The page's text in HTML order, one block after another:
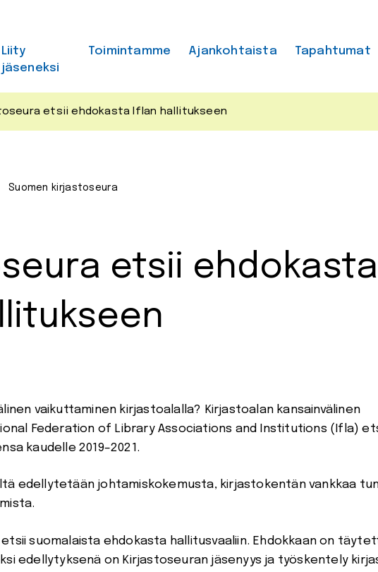
Liity
jäseneksi
Toimintamme Ajankohtaista Tapahtumat
etsii ehdokasta Iflan hallitukseen
Suomen kirjastoseura
etsii ehdokasta
vaikuttaminen kirjastoalalla? Kirjastoalan kansainvälinen
Federation of Library Associations and Institutions (Ifla)
kaudelle 2019–2021.
edellytetään johtamiskokemusta, kirjastokentän vankkaa
suomalaista ehdokasta hallitusvaaliin. Ehdokkaan on
edellytyksenä on Kirjastoseuran jäsenyys ja työskentely